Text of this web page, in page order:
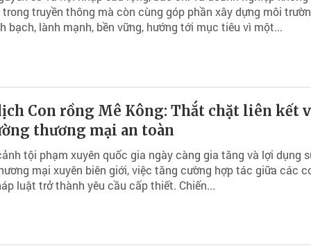
truyền thông mà còn cùng góp phần xây dựng môi
bạch, lành mạnh, bền vững, hướng tới mục tiêu vì một...
Con rồng Mê Kông: Thắt chặt liên kết
thương mại an toàn
tội phạm xuyên quốc gia ngày càng gia tăng và lợi dụng
mại xuyên biên giới, việc tăng cường hợp tác giữa các
luật trở thành yêu cầu cấp thiết. Chiến...